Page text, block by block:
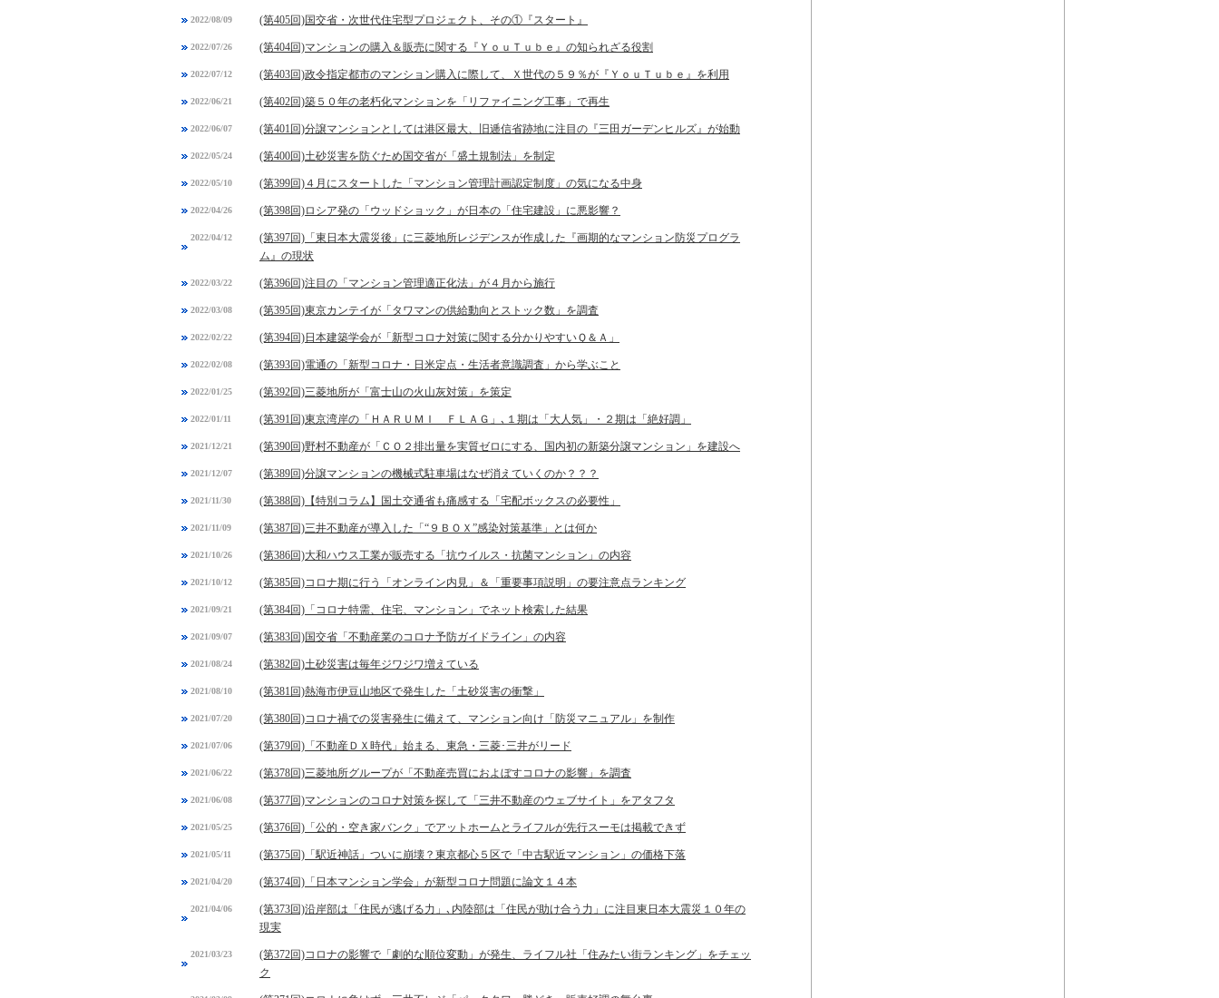
2022/08/09 (第405回)国交省・次世代住宅型プロジェクト、その①『スタート』
2022/07/26 (第404回)マンションの購入＆販売に関する『ＹｏｕＴｕｂｅ』の知られざる役割
2022/07/12 (第403回)政令指定都市のマンション購入に際して、Ｘ世代の５９％が『ＹｏｕＴｕｂｅ』を利用
2022/06/21 (第402回)築５０年の老朽化マンションを「リファイニング工事」で再生
2022/06/07 (第401回)分譲マンションとしては港区最大、旧逓信省跡地に注目の『三田ガーデンヒルズ』が始動
2022/05/24 (第400回)土砂災害を防ぐため国交省が「盛土規制法」を制定
2022/05/10 (第399回)４月にスタートした「マンション管理計画認定制度」の気になる中身
2022/04/26 (第398回)ロシア発の「ウッドショック」が日本の「住宅建設」に悪影響？
2022/04/12
(第397回)「東日本大震災後」に三菱地所レジデンスが作成した『画期的なマンション防災プログラ
ム』の現状
2022/03/22 (第396回)注目の「マンション管理適正化法」が４月から施行
2022/03/08 (第395回)東京カンテイが「タワマンの供給動向とストック数」を調査
2022/02/22 (第394回)日本建築学会が「新型コロナ対策に関する分かりやすいＱ＆Ａ」
2022/02/08 (第393回)電通の「新型コロナ・日米定点・生活者意識調査」から学ぶこと
2022/01/25 (第392回)三菱地所が「富士山の火山灰対策」を策定
2022/01/11 (第391回)東京湾岸の「ＨＡＲＵＭＩ ＦＬＡＧ」､１期は「大人気」・２期は「絶好調」
2021/12/21 (第390回)野村不動産が「ＣＯ２排出量を実質ゼロにする、国内初の新築分譲マンション」を建設へ
2021/12/07 (第389回)分譲マンションの機械式駐車場はなぜ消えていくのか？？？
2021/11/30 (第388回)【特別コラム】国土交通省も痛感する「宅配ボックスの必要性」
2021/11/09 (第387回)三井不動産が導入した「“９ＢＯＸ”感染対策基準」とは何か
2021/10/26 (第386回)大和ハウス工業が販売する「抗ウイルス・抗菌マンション」の内容
2021/10/12 (第385回)コロナ期に行う「オンライン内見」＆「重要事項説明」の要注意点ランキング
2021/09/21 (第384回)「コロナ特需、住宅、マンション」でネット検索した結果
2021/09/07 (第383回)国交省「不動産業のコロナ予防ガイドライン」の内容
2021/08/24 (第382回)土砂災害は毎年ジワジワ増えている
2021/08/10 (第381回)熱海市伊豆山地区で発生した「土砂災害の衝撃」
2021/07/20 (第380回)コロナ禍での災害発生に備えて、マンション向け「防災マニュアル」を制作
2021/07/06 (第379回)「不動産ＤＸ時代」始まる、東急・三菱･三井がリード
2021/06/22 (第378回)三菱地所グループが「不動産売買におよぼすコロナの影響」を調査
2021/06/08 (第377回)マンションのコロナ対策を探して「三井不動産のウェブサイト」をアタフタ
2021/05/25 (第376回)「公的・空き家バンク」でアットホームとライフルが先行スーモは掲載できず
2021/05/11 (第375回)「駅近神話」ついに崩壊？東京都心５区で「中古駅近マンション」の価格下落
2021/04/20 (第374回)「日本マンション学会」が新型コロナ問題に論文１４本
2021/04/06
(第373回)沿岸部は「住民が逃げる力」､内陸部は「住民が助け合う力」に注目東日本大震災１０年の
現実
2021/03/23
(第372回)コロナの影響で「劇的な順位変動」が発生、ライフル社「住みたい街ランキング」をチェッ
ク